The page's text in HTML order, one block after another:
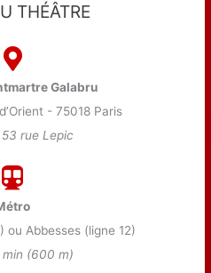
THÉÂTRE
Galabru
- 75018 Paris
rue Lepic
ou Abbesses (ligne 12)
min (600 m)